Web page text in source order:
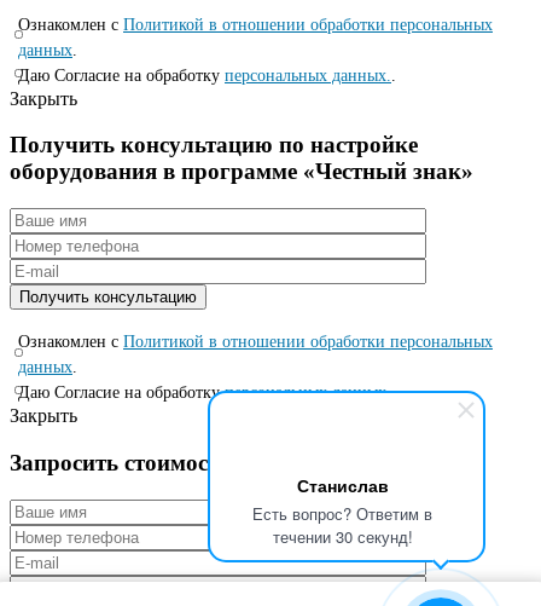
Станислав
Есть вопрос? Ответим в
течении 30 секунд!
Ознакомлен с Политикой в отношении обработки персональных
данных
Даю Согласие на обработку персональных данных.
Закрыть
Получить консультацию по настройке
оборудования в программе «Честный знак»
Ознакомлен с Политикой в отношении обработки персональных
данных.
Даю Согласие на обработкуперсональных данных..
Закрыть
Запросить стоимость по специальной цене